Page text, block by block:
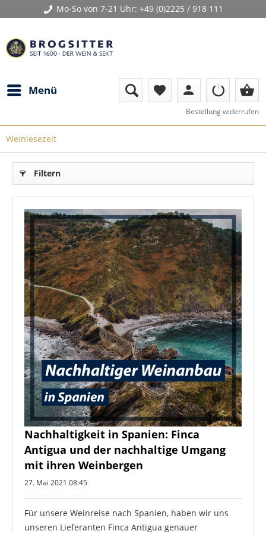
Mo-So von 7-21 Uhr: +49 (0)2225 / 918 111
Menü favorite person shopping_basket
Bestellung widerrufen
Weinlesezeit
Filtern
Nachhaltigkeit in Spanien: Finca
Antigua und der nachhaltige Umgang
mit ihren Weinbergen
27. Mai 2021 08:45
Für unsere Weinreise nach Spanien, haben wir uns
unseren Lieferanten Finca Antigua genauer